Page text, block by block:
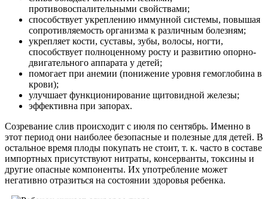
противовоспалительными свойствами;
способствует укреплению иммунной системы, повышая
сопротивляемость организма к различным болезням;
укрепляет кости, суставы, зубы, волосы, ногти,
способствует полноценному росту и развитию опорно-
двигательного аппарата у детей;
помогает при анемии (понижение уровня гемоглобина в
крови);
улучшает функционирование щитовидной железы;
эффективна при запорах.
Созревание слив происходит с июля по сентябрь. Именно в
этот период они наиболее безопасные и полезные для детей. В
остальное время плоды покупать не стоит, т. к. часто в составе
импортных присутствуют нитраты, консерванты, токсины и
другие опасные компоненты. Их употребление может
негативно отразиться на состоянии здоровья ребенка.